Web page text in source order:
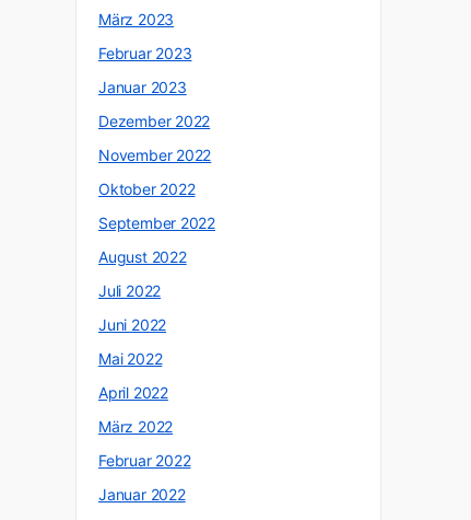
März 2023
Februar 2023
Januar 2023
Dezember 2022
November 2022
Oktober 2022
September 2022
August 2022
Juli 2022
Juni 2022
Mai 2022
April 2022
März 2022
Februar 2022
Januar 2022